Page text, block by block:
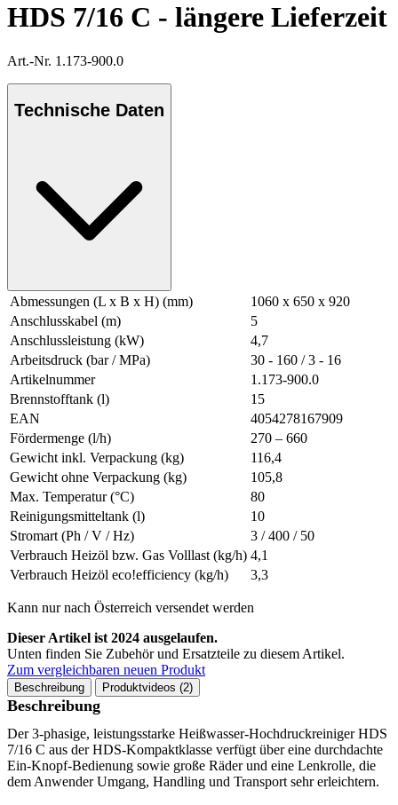
HDS 7/16 C - längere Lieferzeit
Art.-Nr. 1.173-900.0
Technische Daten
Abmessungen (L x B x H) (mm)
1060 x 650 x 920
Anschlusskabel (m)
5
Anschlussleistung (kW)
4,7
Arbeitsdruck (bar / MPa)
30 - 160 / 3 - 16
Artikelnummer
1.173-900.0
Brennstofftank (l)
15
EAN
4054278167909
Fördermenge (l/h)
270 – 660
Gewicht inkl. Verpackung (kg)
116,4
Gewicht ohne Verpackung (kg)
105,8
Max. Temperatur (°C)
80
Reinigungsmitteltank (l)
10
Stromart (Ph / V / Hz)
3 / 400 / 50
Verbrauch Heizöl bzw. Gas Volllast (kg/h) 4,1
Verbrauch Heizöl eco!efficiency (kg/h)
3,3
Kann nur nach Österreich versendet werden
Dieser Artikel ist 2024 ausgelaufen.
Unten finden Sie Zubehör und Ersatzteile zu diesem Artikel.
Zum vergleichbaren neuen Produkt
Beschreibung Produktvideos (2)
Beschreibung
Der 3-phasige, leistungsstarke Heißwasser-Hochdruckreiniger HDS
7/16 C aus der HDS-Kompaktklasse verfügt über eine durchdachte
Ein-Knopf-Bedienung sowie große Räder und eine Lenkrolle, die
dem Anwender Umgang, Handling und Transport sehr erleichtern.